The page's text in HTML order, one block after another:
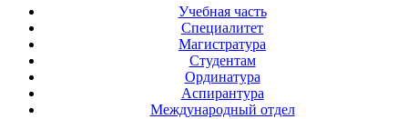
Учебная часть
Специалитет
Магистратура
Студентам
Ординатура
Аспирантура
Международный отдел